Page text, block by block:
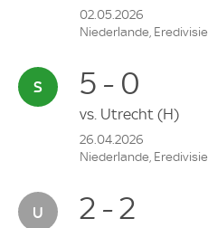
02.05.2026
Niederlande, Eredivisie
5 - 0
vs. Utrecht (H)
26.04.2026
Niederlande, Eredivisie
2 - 2